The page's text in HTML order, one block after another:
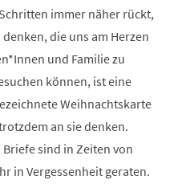
immer näher rückt,
die uns am Herzen
und Familie zu
können, ist eine
Weihnachtskarte
an sie denken.
sind in Zeiten von
in Vergessenheit geraten.